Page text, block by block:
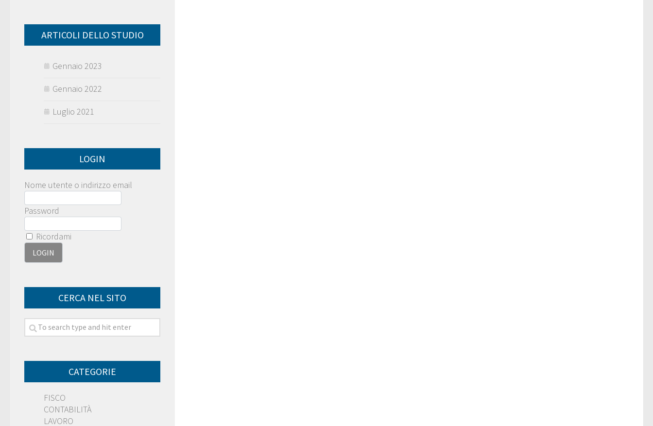
ARTICOLI DELLO STUDIO
Gennaio 2023
Gennaio 2022
Luglio 2021
LOGIN
Nome utente o indirizzo email
Password
Ricordami
CERCA NEL SITO
CATEGORIE
FISCO
CONTABILITÀ
LAVORO